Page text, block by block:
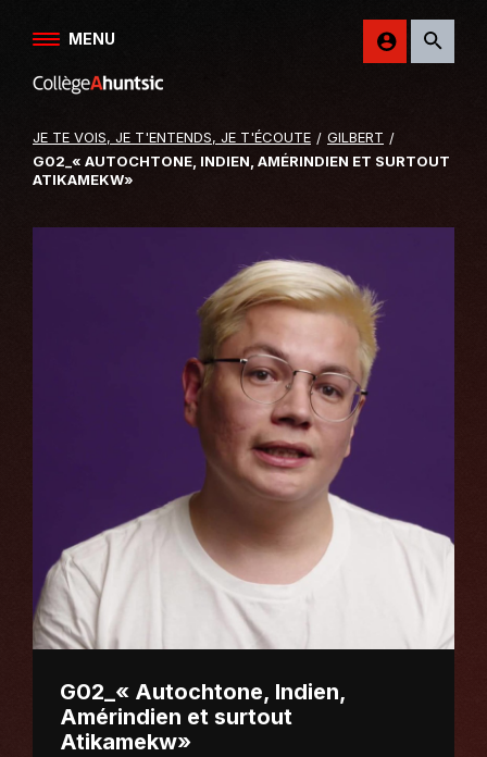
Aller au contenu
MENU
Retour
site
du
College
JE TE VOIS, JE T'ENTENDS, JE T'ÉCOUTE
GILBERT
G02_« AUTOCHTONE, INDIEN, AMÉRINDIEN ET SURTOUT
ATIKAMEKW»
G02_« Autochtone, Indien,
Amérindien et surtout
Atikamekw»